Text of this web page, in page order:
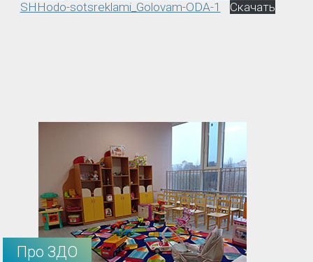
SHHodo-sotsreklami_Golovam-ODA-1 Скачать
Про ЗДО